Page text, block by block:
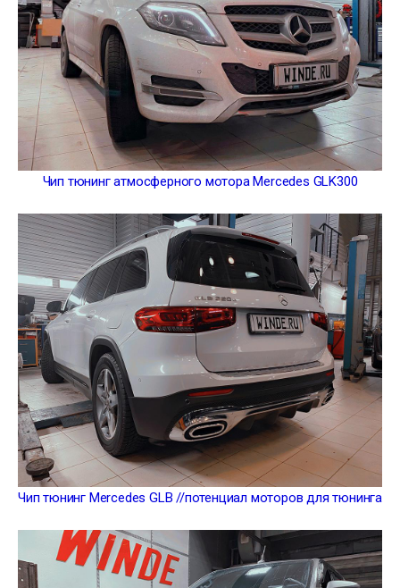
Чип тюнинг атмосферного мотора Mercedes GLK300
Чип тюнинг Mercedes GLB //потенциал моторов для тюнинга